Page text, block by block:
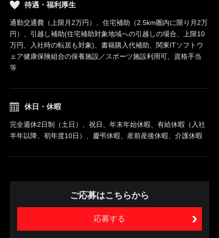
待遇・福利厚生
通勤交通費（上限月2万円）、住宅補助（2.5km圏内に限り月2万
円）、引越し補助(住宅補助対象地域への引越しの場合、上限10
万円、入社時の転居も対象)、書籍購入代補助、関東ITソフトウ
ェア健康保険組合の保養施設／スポーツ施設利用可、資格手当
等
休日・休暇
完全週休2日制（土日）、祝日、年末年始休暇、有給休暇（入社
半年以降、初年度10日）、慶弔休暇、産前産後休暇、介護休暇
ご応募はこちらから
応募する